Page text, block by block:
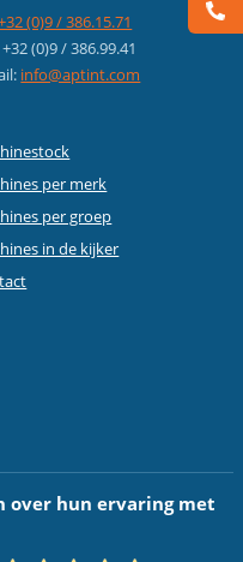
(0)9 / 386.15.71
(0)9 / 386.99.41
info@aptint.com
per merk
per groep
in de kijker
over hun ervaring met